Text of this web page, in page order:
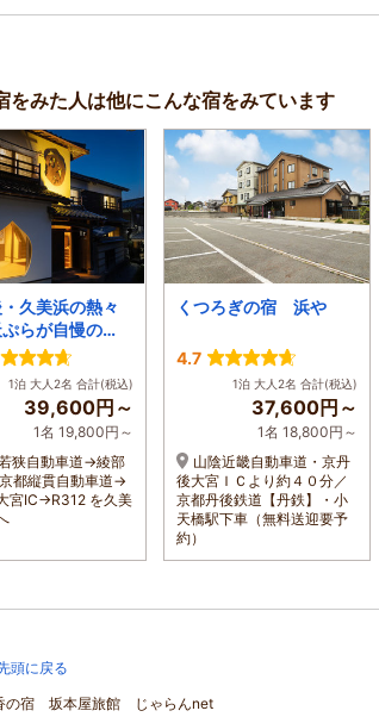
をみた人は他にこんな宿をみています
久美浜の熱々
らが自慢の
かず子
1泊 大人2名 合計(税込)
39,600円～
1名 19,800円～
狭自動車道→綾部
都縦貫自動車道→
宮IC→R312 を久美
くつろぎの宿 浜や
4.7
1泊 大人2名 合計(税込)
37,600円～
1名 18,800円～
山陰近畿自動車道・京丹
後大宮ＩＣより約４０分／
京都丹後鉄道【丹鉄】・小
天橋駅下車（無料送迎要予
約）
頭に戻る
の宿 坂本屋旅館 じゃらんnet